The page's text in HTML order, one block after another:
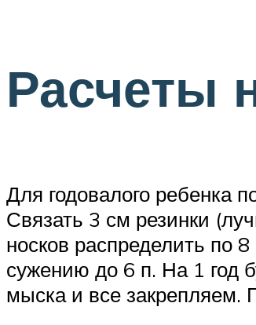
Расчеты
Для годовалого ребенка
Связать 3 см резинки
носков распределить по
сужению до 6 п. На 1 год
мыска и все закрепляем.